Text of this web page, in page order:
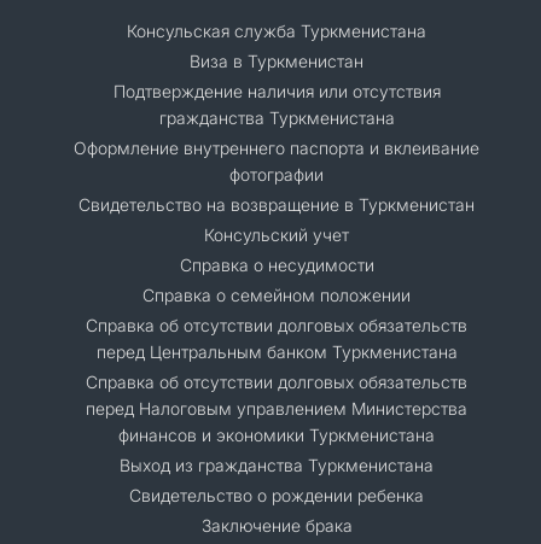
Консульская служба Туркменистана
Виза в Туркменистан
Подтверждение наличия или отсутствия
гражданства Туркменистана
Оформление внутреннего паспорта и вклеивание
фотографии
Свидетельство на возвращение в Туркменистан
Консульский учет
Справка о несудимости
Справка о семейном положении
Cправка об отсутствии долговых обязательств
перед Центральным банком Туркменистана
Справка об отсутствии долговых обязательств
перед Налоговым управлением Министерства
финансов и экономики Туркменистана
Выход из гражданства Туркменистана
Свидетельство о рождении ребенка
Заключение брака